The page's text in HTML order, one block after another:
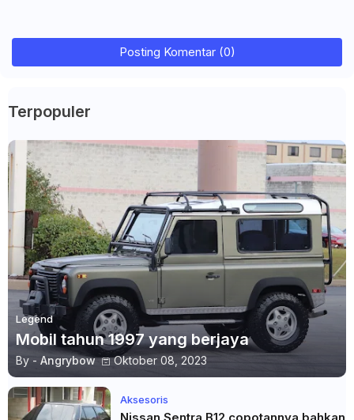
Posting Komentar (0)
Terpopuler
Legend
Mobil tahun 1997 yang berjaya
By - Angrybow Oktober 08, 2023
Aksesoris
Nissan Sentra B12 copotannya bahkan